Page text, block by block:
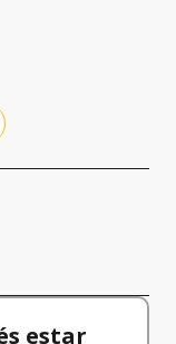
estar